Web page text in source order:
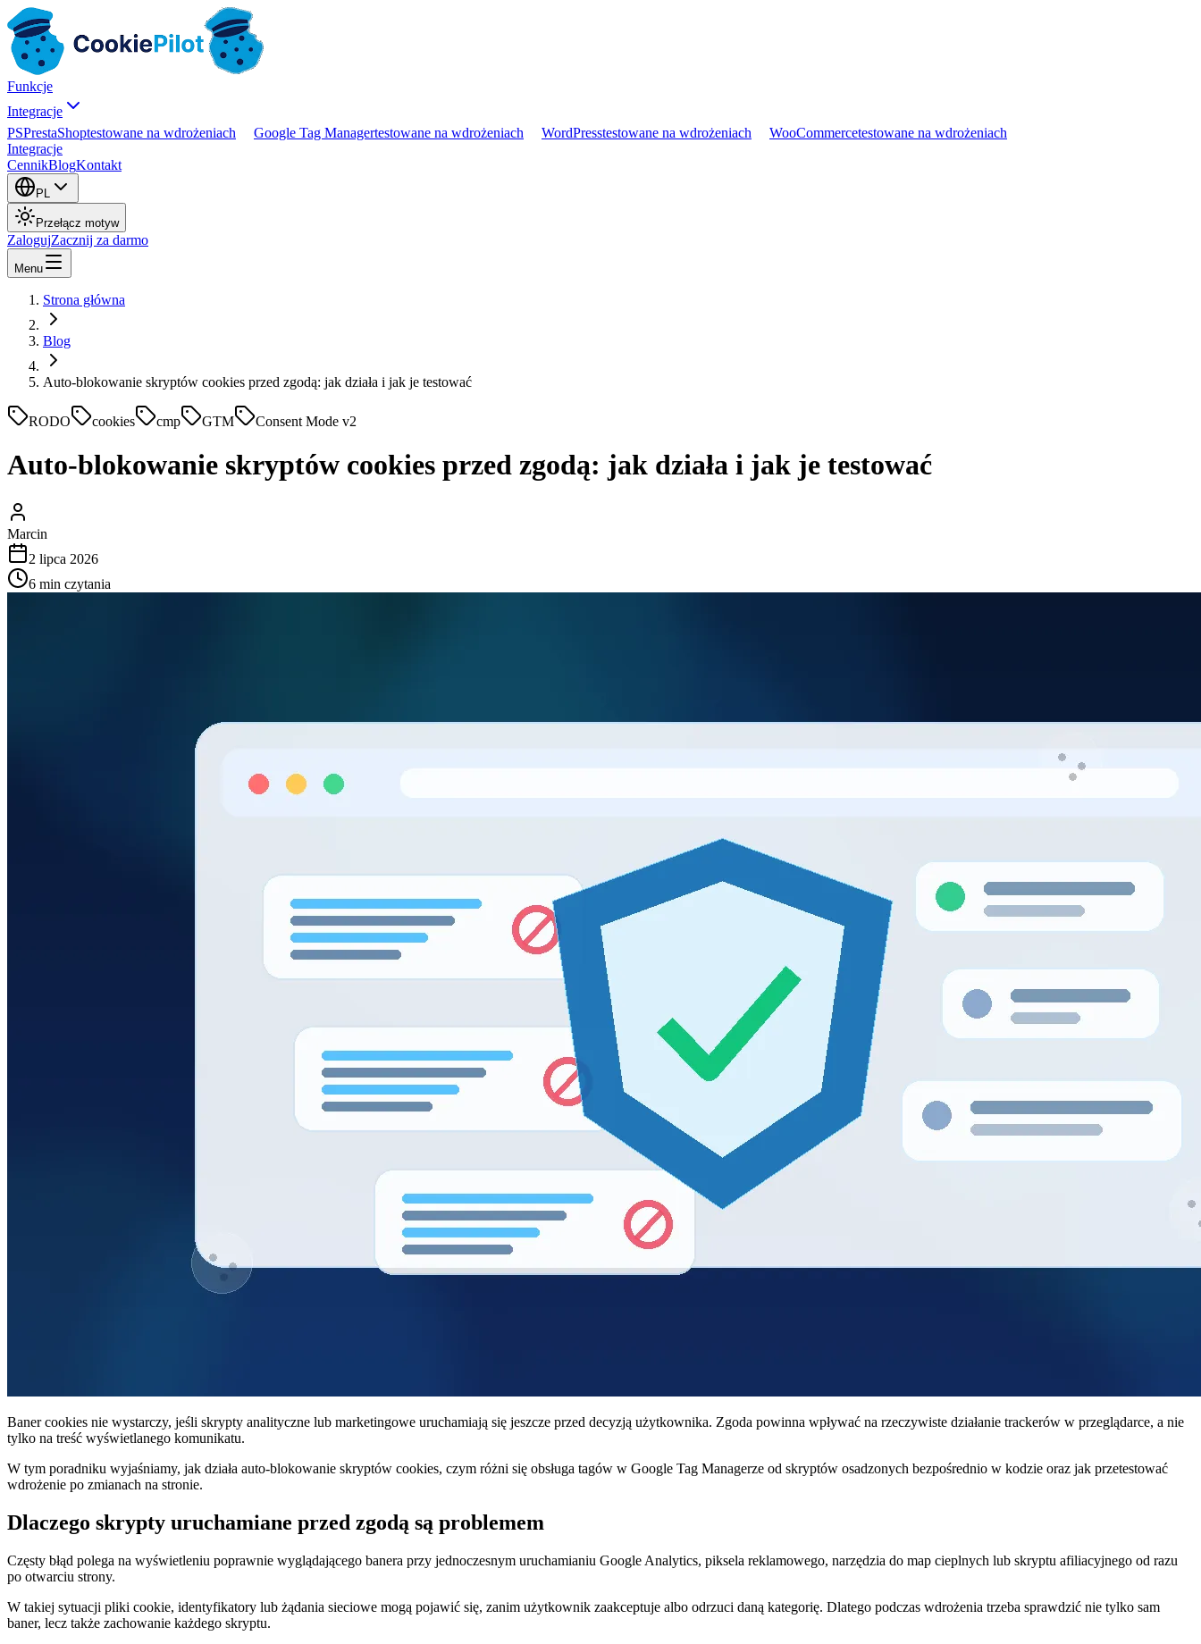
Funkcje
Integracje
PSPrestaShoptestowane na wdrożeniach Google Tag Managertestowane na wdrożeniach WordPresstestowane na wdrożeniach WooCommercetestowane na wdrożeniach
Integracje
CennikBlogKontakt
PL
Przełącz motyw
ZalogujZacznij za darmo
Menu
Strona główna
Blog
Auto-blokowanie skryptów cookies przed zgodą: jak działa i jak je testować
RODO cookies cmp GTM Consent Mode v2
Auto-blokowanie skryptów cookies przed zgodą: jak działa i jak je testować
Marcin
2 lipca 2026
6 min czytania
Baner cookies nie wystarczy, jeśli skrypty analityczne lub marketingowe uruchamiają się jeszcze przed decyzją użytkownika. Zgoda powinna wpływać na rzeczywiste działanie trackerów w przeglądarce, a nie
tylko na treść wyświetlanego komunikatu.
W tym poradniku wyjaśniamy, jak działa auto-blokowanie skryptów cookies, czym różni się obsługa tagów w Google Tag Managerze od skryptów osadzonych bezpośrednio w kodzie oraz jak przetestować
wdrożenie po zmianach na stronie.
Dlaczego skrypty uruchamiane przed zgodą są problemem
Częsty błąd polega na wyświetleniu poprawnie wyglądającego banera przy jednoczesnym uruchamianiu Google Analytics, piksela reklamowego, narzędzia do map cieplnych lub skryptu afiliacyjnego od razu
po otwarciu strony.
W takiej sytuacji pliki cookie, identyfikatory lub żądania sieciowe mogą pojawić się, zanim użytkownik zaakceptuje albo odrzuci daną kategorię. Dlatego podczas wdrożenia trzeba sprawdzić nie tylko sam
baner, lecz także zachowanie każdego skryptu.